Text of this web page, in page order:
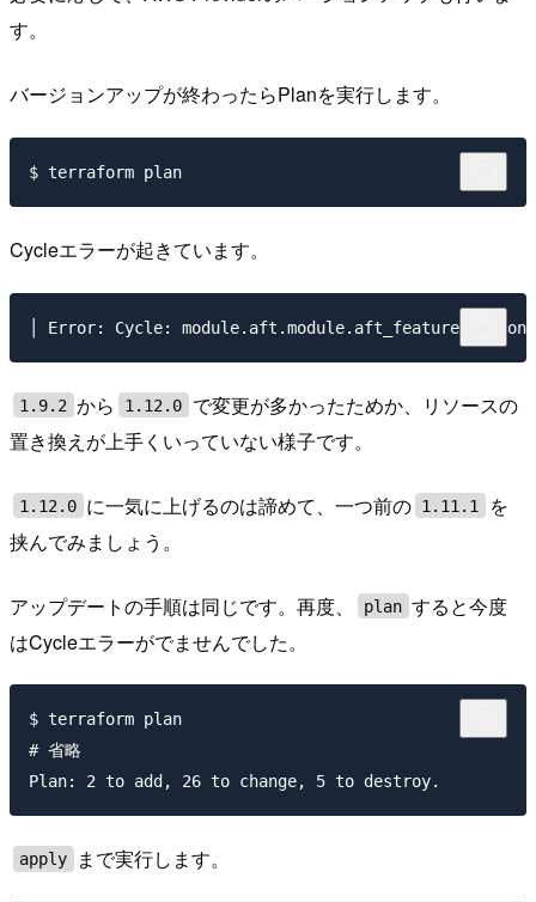
す。
バージョンアップが終わったらPlanを実行します。
Cycleエラーが起きています。
1.9.2 から 1.12.0
で変更が多かったためか、リソースの
置き換えが上手くいっていない様子です。
1.12.0 に一気に上げるのは諦めて、一つ前の 1.11.1
を
挟んでみましょう。
アップデートの手順は同じです。再度、 plan すると今度
はCycleエラーがでませんでした。
$ terraform plan
# 省略
apply まで実行します。